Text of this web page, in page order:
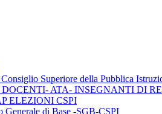
Superiore della Pubblica
DOCENTI- ATA- INSEGNANTI DI
ELEZIONI CSPI
Generale di Base -SGB-CSPI